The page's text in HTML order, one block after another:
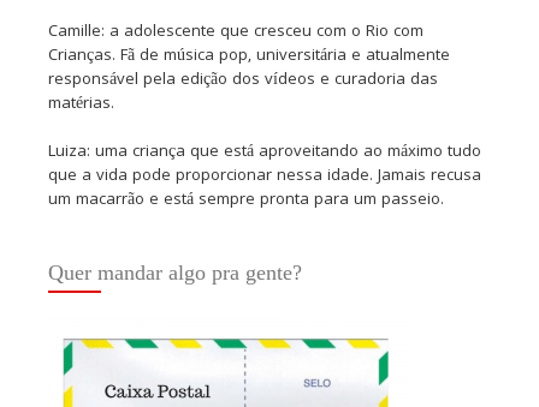
Camille: a adolescente que cresceu com o Rio com
Crianças. Fã de música pop, universitária e atualmente
responsável pela edição dos vídeos e curadoria das
matérias.
Luiza: uma criança que está aproveitando ao máximo tudo
que a vida pode proporcionar nessa idade. Jamais recusa
um macarrão e está sempre pronta para um passeio.
Quer mandar algo pra gente?